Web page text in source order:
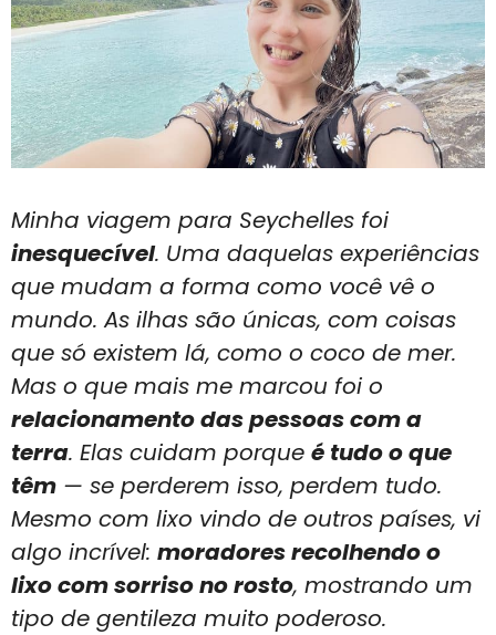
Minha viagem para Seychelles foi
inesquecível. Uma daquelas experiências
que mudam a forma como você vê o
mundo. As ilhas são únicas, com coisas
que só existem lá, como o coco de mer.
Mas o que mais me marcou foi o
relacionamento das pessoas com a
terra. Elas cuidam porque é tudo o que
têm — se perderem isso, perdem tudo.
Mesmo com lixo vindo de outros países, vi
algo incrível: moradores recolhendo o
lixo com sorriso no rosto, mostrando um
tipo de gentileza muito poderoso.